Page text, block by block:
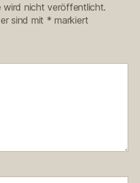
wird nicht veröffentlicht.
sind mit * markiert